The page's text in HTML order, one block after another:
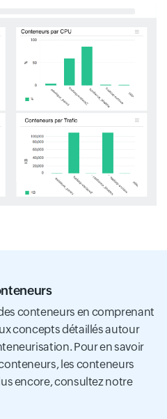
conteneurs en comprenant
concepts détaillés autour
Pour en savoir
les conteneurs
encore, consultez notre